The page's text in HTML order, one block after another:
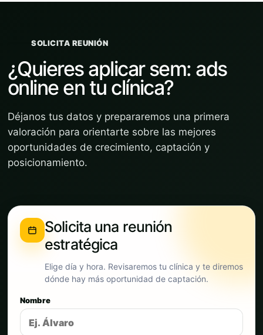
SOLICITA REUNIÓN
¿Quieres aplicar sem: ads
online en tu clínica?
Déjanos tus datos y prepararemos una primera
valoración para orientarte sobre las mejores
oportunidades de crecimiento, captación y
posicionamiento.
Solicita una reunión
estratégica
Elige día y hora. Revisaremos tu clínica y te diremos
dónde hay más oportunidad de captación.
Nombre